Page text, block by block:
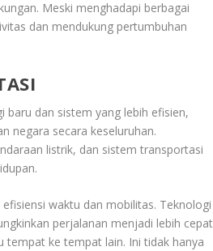
Meski menghadapi berbagai
dan mendukung pertumbuhan
dan sistem yang lebih efisien,
negara secara keseluruhan.
listrik, dan sistem transportasi
waktu dan mobilitas. Teknologi
perjalanan menjadi lebih cepat
tempat ke tempat lain. Ini tidak hanya